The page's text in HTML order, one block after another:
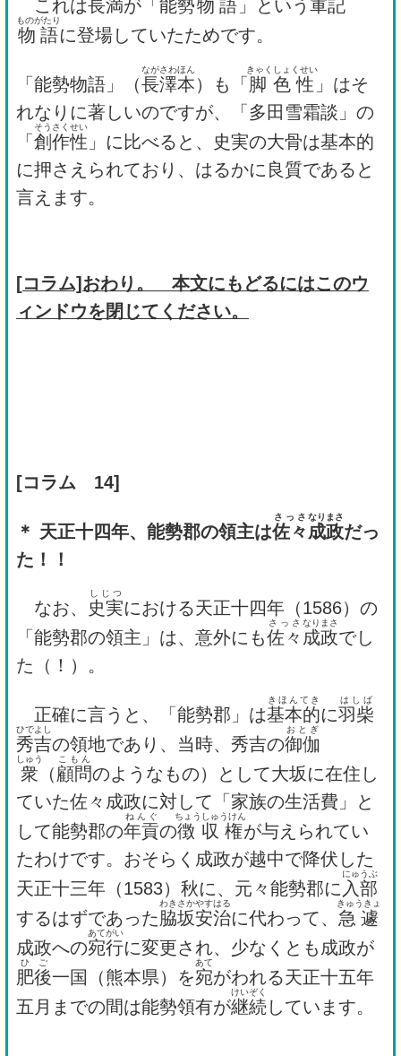
これは長満が「 能勢物語 」という 軍記
物語
ものがたり
に登場していたためです。
「能勢物語」（長澤本
ながさわほん
）も「 脚色性
きゃくしょくせい
」はそ
れなりに著しいのですが、「多田雪霜談」の
「 創作性
そうさくせい
」に比べると、史実の大骨は基本的
に押さえられており、はるかに良質であると
言えます。
[コラム]おわり。 本文にもどるにはこのウ
ィンドウを閉じてください。
[コラム 14]
＊ 天正十四年、能勢郡の領主は佐々
さっさ
成
なり
政
まさ
だっ
た！！
なお、 史実
しじつ
における天正十四年（1586）の
「能勢郡の領主」は、意外にも佐々
さっさ
成
なり
政
まさ
でし
た（！）。
正確に言うと、「能勢郡」は基本的
きほんてき
に羽柴
はしば
秀
ひで
吉
よし
の領地であり、当時、秀吉の御伽
おとぎ
衆
しゅう
（顧問
こもん
のようなもの）として大坂に在住し
ていた佐々成政に対して「家族の生活費」と
して能勢郡の年貢
ねんぐ
の徴収権
ちょうしゅうけん
が与えられてい
たわけです。おそらく成政が越中で降伏した
天正十三年（1583）秋に、元々能勢郡に 入部
にゅうぶ
するはずであった脇坂安
わきさかやす
治
はる
に代わって、 急遽
きゅうきょ
成政への宛
あて
行
がい
に変更され、少なくとも成政が
肥
ひ
後
ご
一国（熊本県）を宛
あて
がわれる天正十五年
五月までの間は能勢領有が継続
けいぞく
しています。